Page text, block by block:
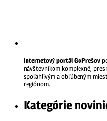
Internetový portál GoPrešov
návštevníkom komplexné,
spoľahlivým a obľúbeným
regiónom.
Kategórie